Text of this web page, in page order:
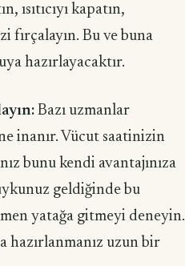
ısıtıcıyı kapatın,
fırçalayın. Bu ve buna
hazırlayacaktır.
Bazı uzmanlar
inanır. Vücut saatinizin
bunu kendi avantajınıza
geldiğinde bu
yatağa gitmeyi deneyin.
uzun bir